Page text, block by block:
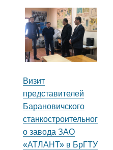
Визит
представителей
Барановичского
станкостроительног
о завода ЗАО
«АТЛАНТ» в БрГТУ